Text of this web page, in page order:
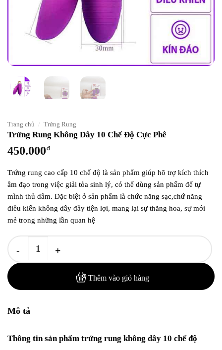
Trang chủ / Trứng Rung
Trứng Rung Không Dây 10 Chế Độ Cực Phê
450.000₫
Trứng rung cao cấp 10 chế độ là sản phẩm giúp hõ trợ kích thích
âm đạo trong việc giải tỏa sinh lý, có thể dùng sản phẩm để tự
mình thủ dâm. Đặc biệt ở sản phẩm là chức năng sạc,chứ năng
điều kiển không dây đầy tiện lợi, mang lại sự thăng hoa, sự mới
mẻ trong những lần quan hệ
Thêm vào giỏ hàng
Mô tả
Thông tin sản phẩm trứng rung không dây 10 chế độ